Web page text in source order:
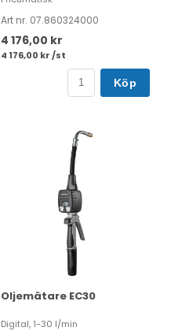
Art nr. 07.860324000
4 176,00 kr
4 176,00 kr /st
Köp
Oljemätare EC30
Digital, 1-30 l/min